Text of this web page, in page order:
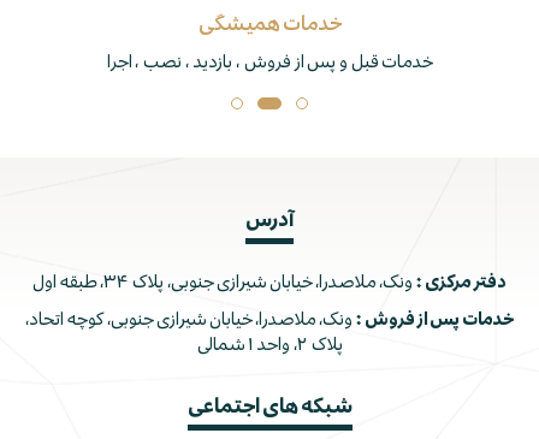
خدمات همیشگی
خدمات قبل و پس از فروش ، بازدید ، نصب ، اجرا
آدرس
دفتر مرکزی : ونک، ملاصدرا، خیابان شیرازی جنوبی، پلاک ۳۴، طبقه اول
خدمات پس از فروش : ونک، ملاصدرا، خیابان شیرازی جنوبی، کوچه اتحاد،
پلاک ۲، واحد ۱ شمالی
شبکه های اجتماعی